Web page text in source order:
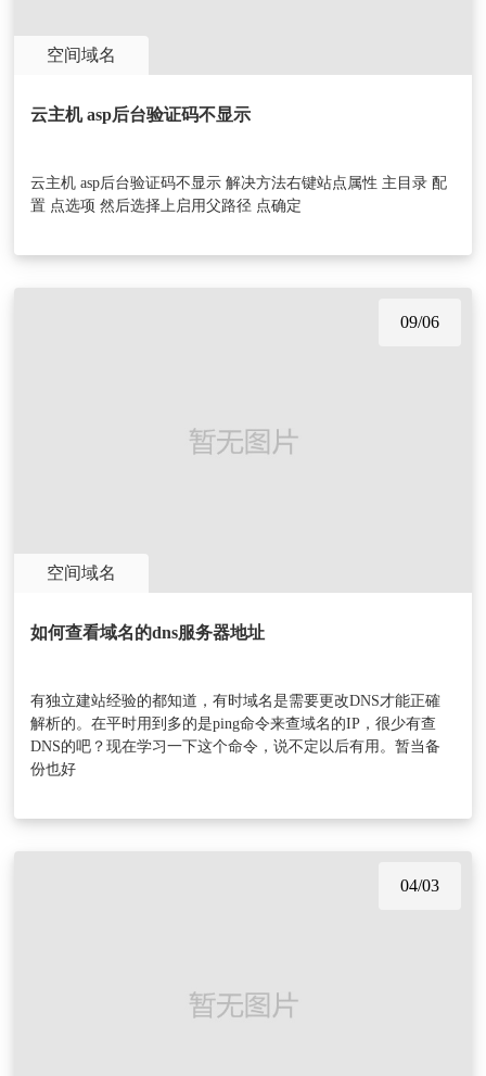
空间域名
云主机 asp后台验证码不显示
云主机 asp后台验证码不显示 解决方法右键站点属性 主目录 配
置 点选项 然后选择上启用父路径 点确定
09/06
空间域名
如何查看域名的dns服务器地址
有独立建站经验的都知道，有时域名是需要更改DNS才能正確
解析的。在平时用到多的是ping命令来查域名的IP，很少有查
DNS的吧？现在学习一下这个命令，说不定以后有用。暂当备
份也好
04/03